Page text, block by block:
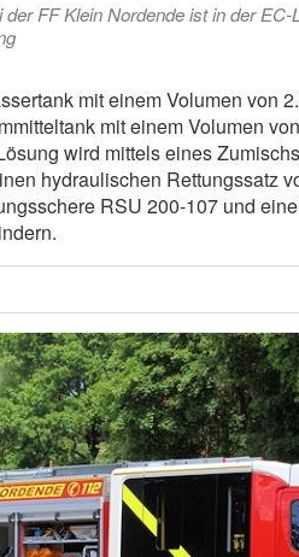
FF Klein Nordende ist in der
mit einem Volumen von
mit einem Volumen
wird mittels eines
hydraulischen Rettungssatz
RSU 200-107 und